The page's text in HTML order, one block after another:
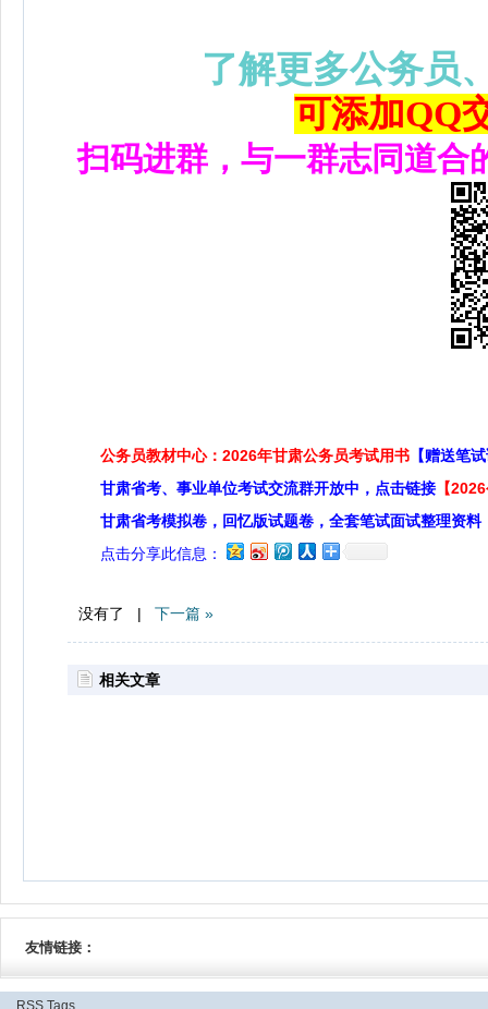
了解更多公务员
可添加QQ
扫码进群，与一群志同道合
公务员教材中心：2026年甘肃公务员考试用书 【赠送笔
甘肃省考、事业单位考试交流群开放中，点击链接 【
甘肃省考模拟卷，回忆版试题卷，全套笔试面试整理资料
点击分享此信息：
没有了 | 下一篇 »
相关文章
友情链接：
RSS Tags